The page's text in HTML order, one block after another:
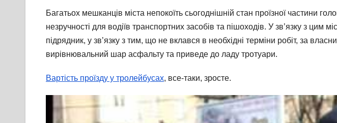
Багатьох мешканців міста непокоїть сьогоднішній стан проїзної частини
незручності для водіїв транспортних засобів та пішоходів. У зв’язку з
підрядник, у зв’язку з тим, що не вклався в необхідні терміни робіт, за
вирівнювальний шар асфальту та приведе до ладу тротуари.
Вартість проїзду у тролейбусах, все-таки, зросте.